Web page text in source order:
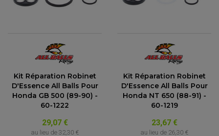
ACCESSOIRES QUAD
ACCESSOIRES ANODISES POUR QUAD
BOUCHON DE RÉSERVOIR QUAD
GUIDON QUAD
KIT DÉCO QUAD / SSV
POIGNÉE QUAD
PROTÈGE-MAINS
PONTETS / REHAUSSES DE GUIDON
Kit Réparation Robinet
D'Essence All Balls Pour
Honda GB 500 (89-90) -
60-1222
29,07 €
au lieu de 32,30 €
Kit Réparation Robinet
D'Essence All Balls Pour
Honda NT 650 (88-91) -
60-1219
23,67 €
au lieu de 26,30 €